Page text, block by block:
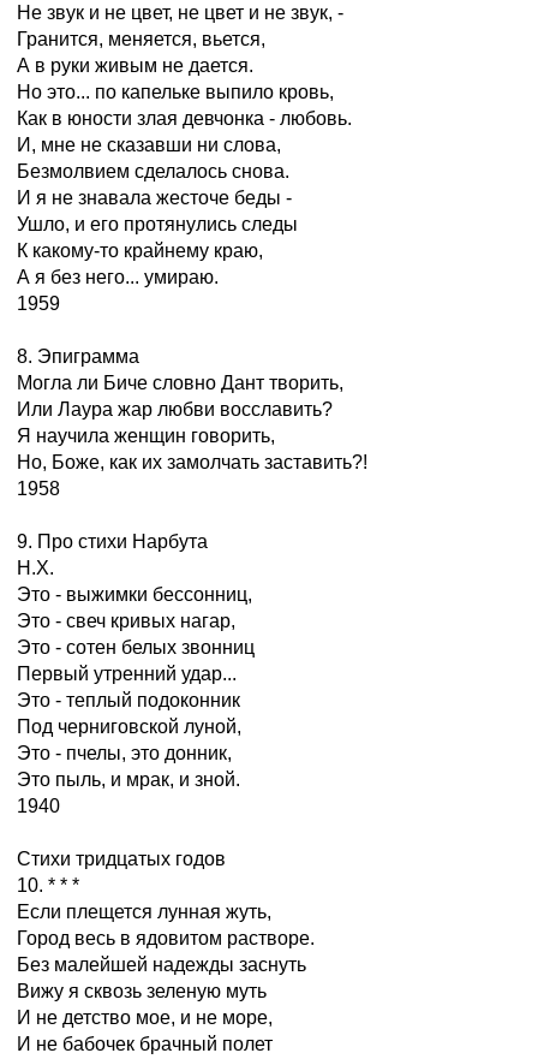
Не звук и не цвет, не цвет и не звук, -
Гранится, меняется, вьется,
А в руки живым не дается.
Но это... по капельке выпило кровь,
Как в юности злая девчонка - любовь.
И, мне не сказавши ни слова,
Безмолвием сделалось снова.
И я не знавала жесточе беды -
Ушло, и его протянулись следы
К какому-то крайнему краю,
А я без него... умираю.
1959
8. Эпиграмма
Могла ли Биче словно Дант творить,
Или Лаура жар любви восславить?
Я научила женщин говорить,
Но, Боже, как их замолчать заставить?!
1958
9. Про стихи Нарбута
Н.Х.
Это - выжимки бессонниц,
Это - свеч кривых нагар,
Это - сотен белых звонниц
Первый утренний удар...
Это - теплый подоконник
Под черниговской луной,
Это - пчелы, это донник,
Это пыль, и мрак, и зной.
1940
Стихи тридцатых годов
10. * * *
Если плещется лунная жуть,
Город весь в ядовитом растворе.
Без малейшей надежды заснуть
Вижу я сквозь зеленую муть
И не детство мое, и не море,
И не бабочек брачный полет